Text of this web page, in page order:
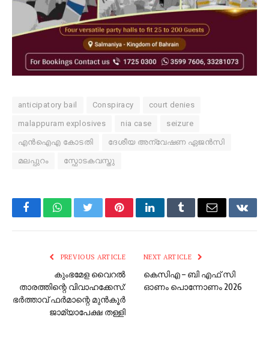
anticipatory bail Conspiracy court denies
malappuram explosives nia case seizure
എൻഐഎ കോടതി ദേശീയ അന്വേഷണ ഏജൻസി
മലപ്പുറം സ്ഫോടകവസ്തു
FacebookWhatsAppTwitterPinterestLinkedInTumblrEmail
PREVIOUS ARTICLE
കുംഭമേള വൈറൽ
താരത്തിന്റെ വിവാഹക്കേസ്:
ഭർത്താവ് ഫർമാന്റെ മുൻകൂർ
ജാമ്യാപേക്ഷ തള്ളി
NEXT ARTICLE
കെസിഎ – ബി എഫ് സി
ഓണം പൊന്നോണം 2026